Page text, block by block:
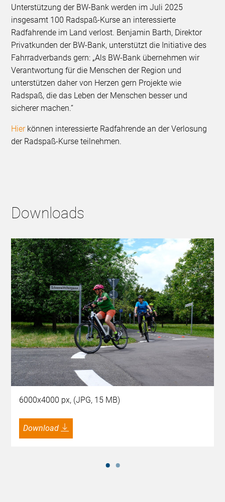
Unterstützung der BW-Bank werden im Juli 2025
insgesamt 100 Radspaß-Kurse an interessierte
Radfahrende im Land verlost. Benjamin Barth, Direktor
Privatkunden der BW-Bank, unterstützt die Initiative des
Fahrradverbands gern: „Als BW-Bank übernehmen wir
Verantwortung für die Menschen der Region und
unterstützen daher von Herzen gern Projekte wie
Radspaß, die das Leben der Menschen besser und
sicherer machen.“
Hier können interessierte Radfahrende an der Verlosung
der Radspaß-Kurse teilnehmen.
Downloads
6000x4000 px, (JPG, 15 MB)
Download